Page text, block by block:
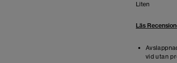
Liten
Läs
vid utan